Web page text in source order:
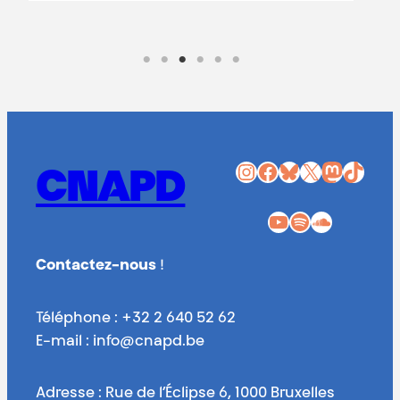
CNAPD InstagramFacebook Bluesky X Mastodon TikTok
YouTube Spotify SoundCloud
Contactez-nous !
Téléphone : +32 2 640 52 62
E-mail : info@cnapd.be
Adresse : Rue de l’Éclipse 6, 1000 Bruxelles